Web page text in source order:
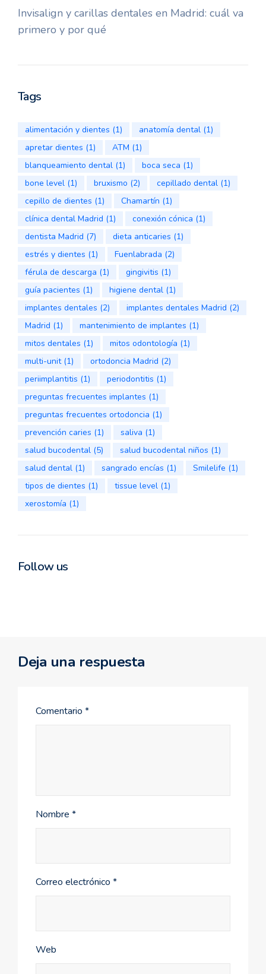
Invisalign y carillas dentales en Madrid: cuál va
primero y por qué
Tags
alimentación y dientes (1) anatomía dental (1)
apretar dientes (1) ATM (1)
blanqueamiento dental (1) boca seca (1)
bone level (1) bruxismo (2) cepillado dental (1)
cepillo de dientes (1) Chamartín (1)
clínica dental Madrid (1) conexión cónica (1)
dentista Madrid (7) dieta anticaries (1)
estrés y dientes (1) Fuenlabrada (2)
férula de descarga (1) gingivitis (1)
guía pacientes (1) higiene dental (1)
implantes dentales (2) implantes dentales Madrid (2)
Madrid (1) mantenimiento de implantes (1)
mitos dentales (1) mitos odontología (1)
multi-unit(1) ortodoncia Madrid (2)
periimplantitis (1) periodontitis (1)
preguntas frecuentes implantes (1)
preguntas frecuentes ortodoncia (1)
prevención caries (1) saliva (1)
salud bucodental (5) salud bucodental niños (1)
salud dental (1) sangrado encías (1) Smilelife (1)
tipos de dientes (1) tissue level (1)
xerostomía (1)
Follow us
Deja una respuesta
Comentario *
Nombre *
Correo electrónico *
Web